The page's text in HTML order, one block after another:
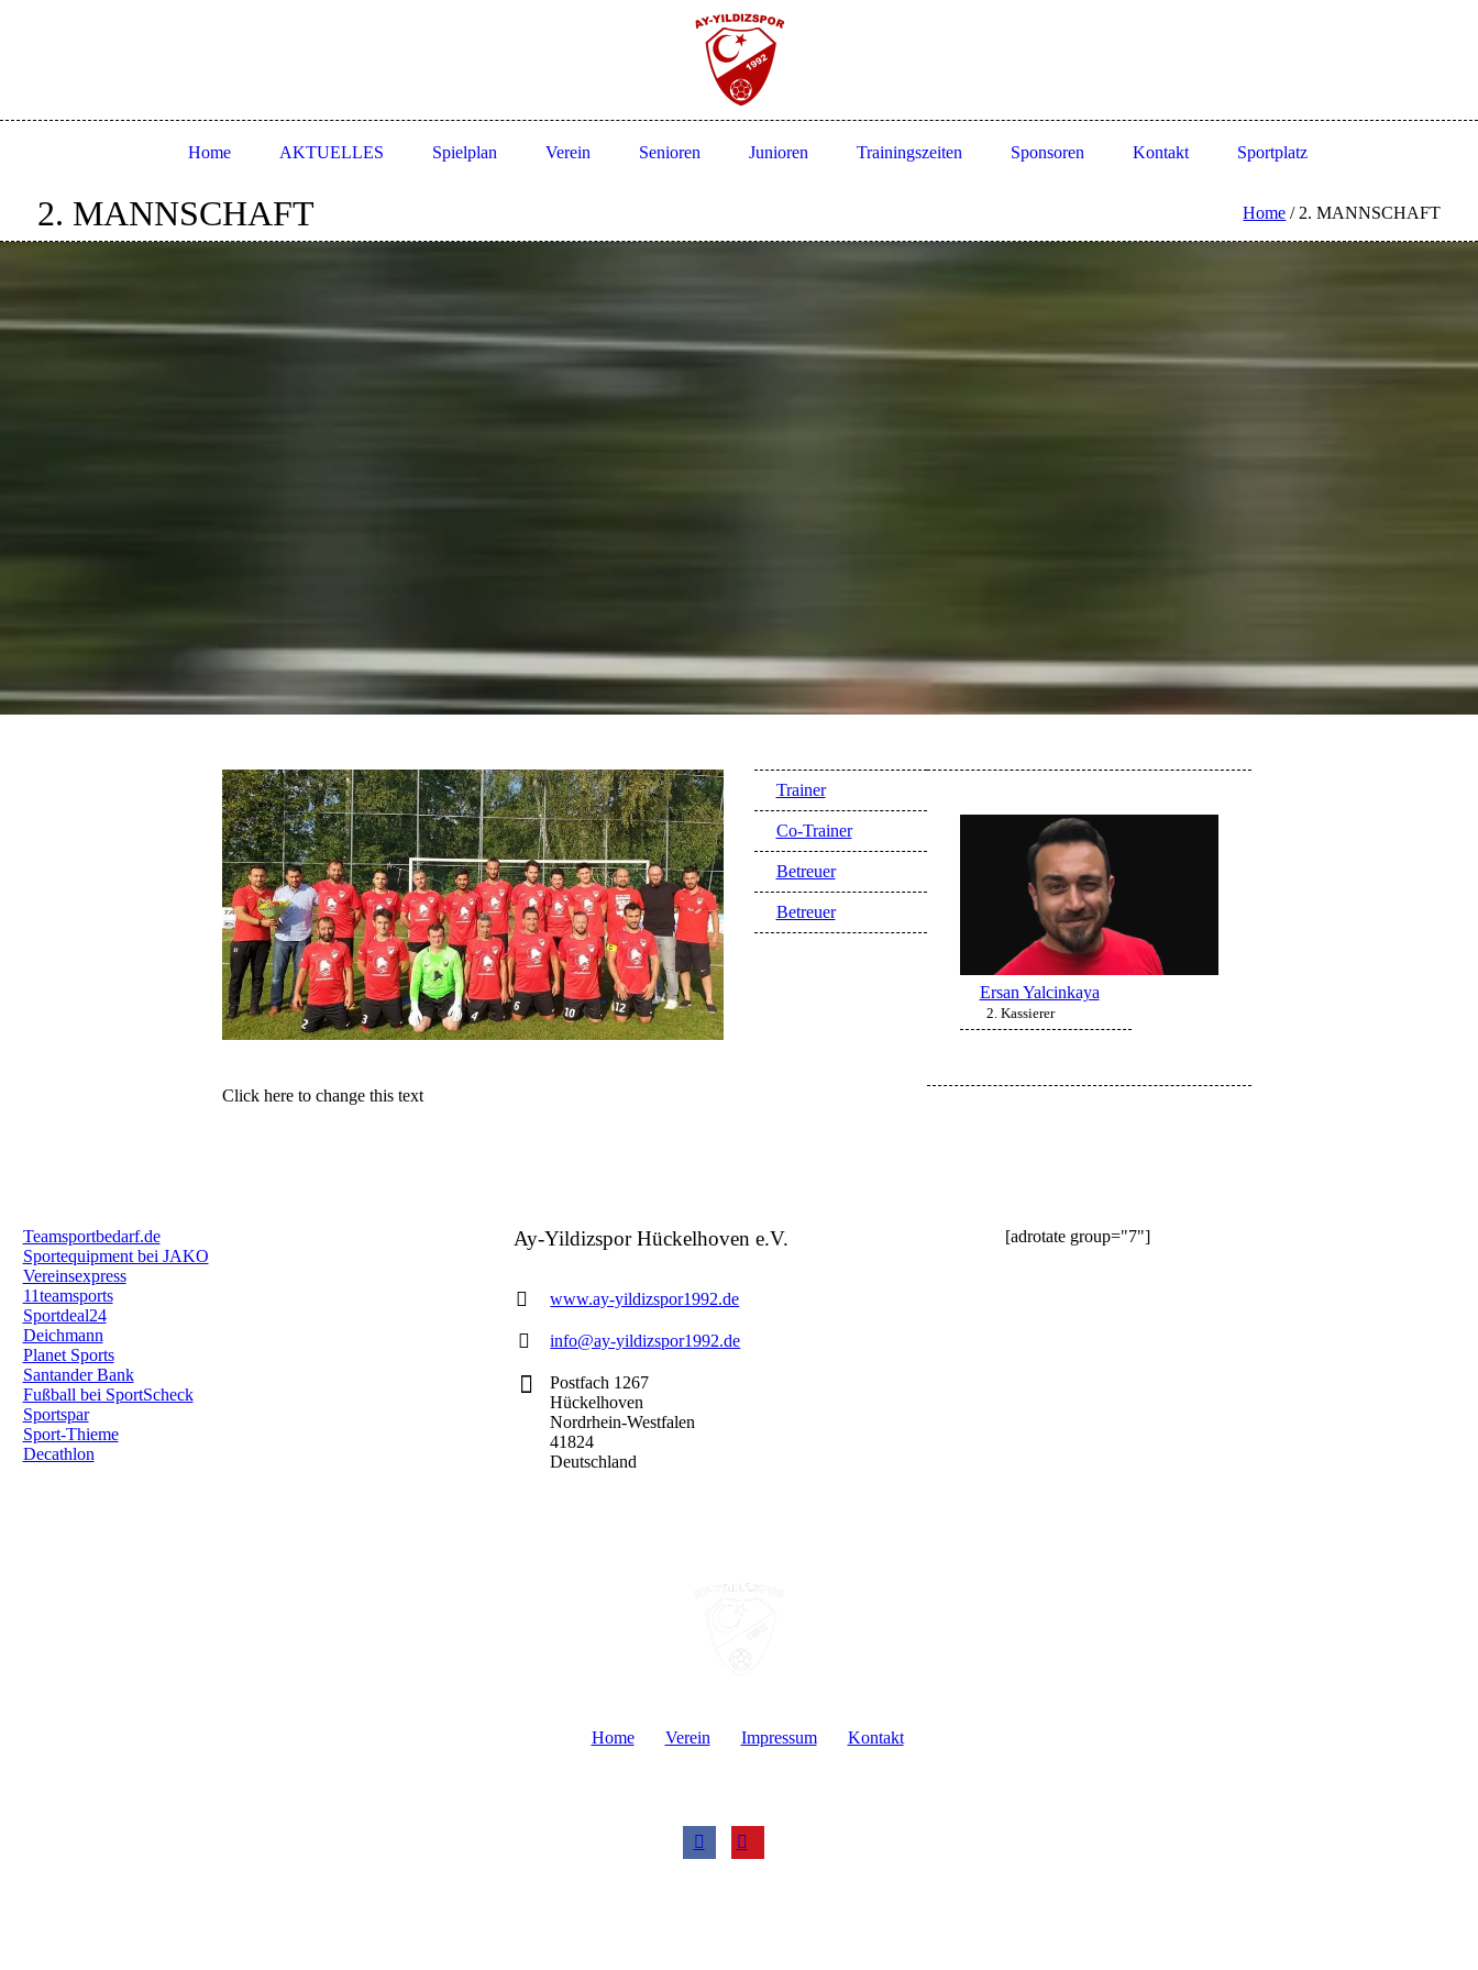
Home AKTUELLES Spielplan Verein Senioren Junioren Trainingszeiten Sponsoren Kontakt Sportplatz
2. MANNSCHAFT Home / 2. MANNSCHAFT
Trainer
Co-Trainer
Betreuer
Betreuer
Ersan Yalcinkaya
2. Kassierer
Click here to change this text
Teamsportbedarf.de
Sportequipment bei JAKO
Vereinsexpress
11teamsports
Sportdeal24
Deichmann
Planet Sports
Santander Bank
Fußball bei SportScheck
Sportspar
Sport-Thieme
Decathlon
Ay-Yildizspor Hückelhoven e.V.
www.ay-yildizspor1992.de
info@ay-yildizspor1992.de
Postfach 1267
Hückelhoven
Nordrhein-Westfalen
41824
Deutschland
[adrotate group="7"]
Home Verein Impressum Kontakt